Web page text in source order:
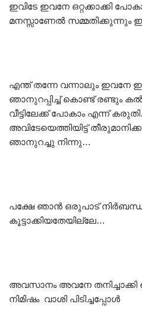
ഇവിടേ ഇവനേ ഒറ്റക്കാക്കി
മനസ്സാണേൽ സമ്മതിക്കുന്നും
എന്ത് തന്നേ വന്നാലും ഇവനേ
ഞാനുറപ്പിച്ച് കൊണ്ട് രണ്ടും
വീട്ടിലേക്ക് പോകാം എന്ന്
അവിടേയെത്തിയിട്ട്
ഞാനുറച്ചു നിന്നു…
പക്ഷേ ഞാൻ ഒരുപാട്
കൂട്ടാക്കിയതേയില്ലേ…
അവസാനം അവനേ
നിമിഷം വാശി പിടിച്ചപ്പോൾ